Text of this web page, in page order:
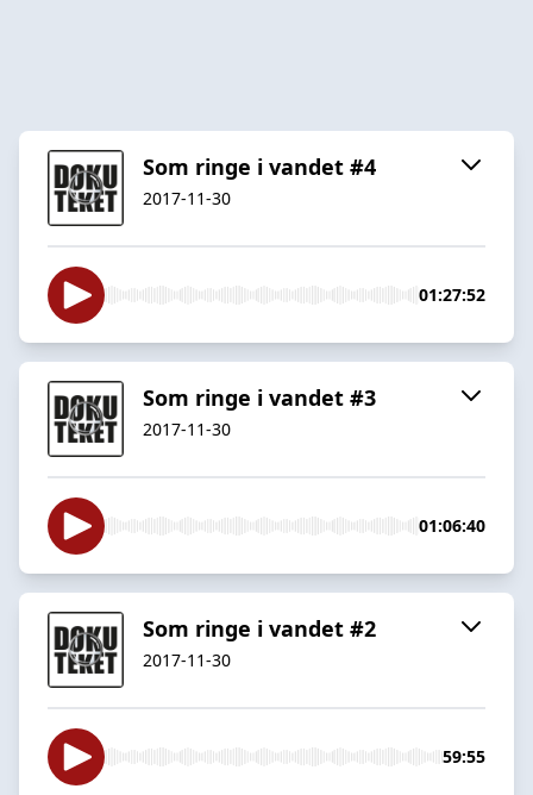
Som ringe i vandet #4
2017-11-30
01:27:52
Som ringe i vandet #3
2017-11-30
01:06:40
Som ringe i vandet #2
2017-11-30
59:55